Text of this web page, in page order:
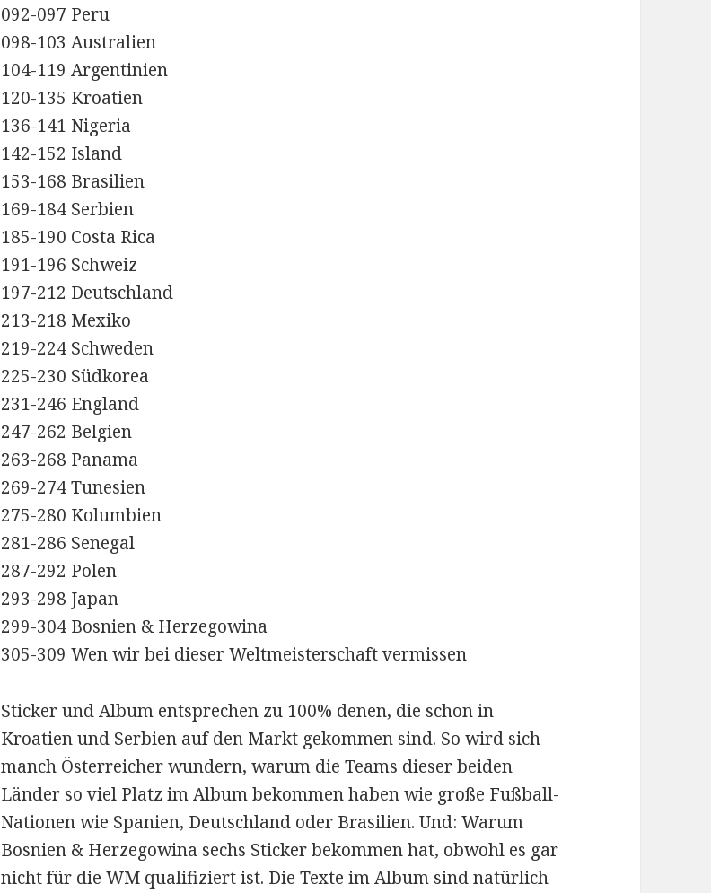
092-097 Peru
098-103 Australien
104-119 Argentinien
120-135 Kroatien
136-141 Nigeria
142-152 Island
153-168 Brasilien
169-184 Serbien
185-190 Costa Rica
191-196 Schweiz
197-212 Deutschland
213-218 Mexiko
219-224 Schweden
225-230 Südkorea
231-246 England
247-262 Belgien
263-268 Panama
269-274 Tunesien
275-280 Kolumbien
281-286 Senegal
287-292 Polen
293-298 Japan
299-304 Bosnien & Herzegowina
305-309 Wen wir bei dieser Weltmeisterschaft vermissen
Sticker und Album entsprechen zu 100% denen, die schon in
Kroatien und Serbien auf den Markt gekommen sind. So wird sich
manch Österreicher wundern, warum die Teams dieser beiden
Länder so viel Platz im Album bekommen haben wie große Fußball-
Nationen wie Spanien, Deutschland oder Brasilien. Und: Warum
Bosnien & Herzegowina sechs Sticker bekommen hat, obwohl es gar
nicht für die WM qualifiziert ist. Die Texte im Album sind natürlich